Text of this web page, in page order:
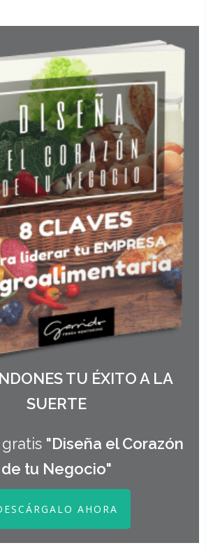
TU ÉXITO A LA
SUERTE
"Diseña el Corazón
de tu Negocio"
AHORA